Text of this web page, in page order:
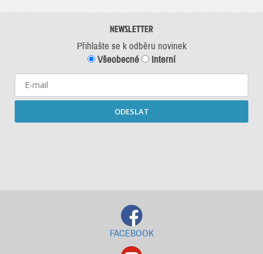
NEWSLETTER
Přihlašte se k odběru novinek
Všeobecné
Interní
ODESLAT
FACEBOOK